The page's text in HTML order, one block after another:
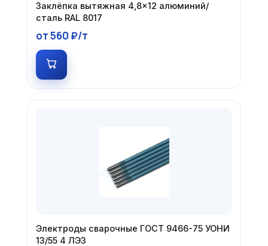
Заклёпка вытяжная 4,8×12 алюминий/
сталь RAL 8017
от 560 ₽/т
Электроды сварочные ГОСТ 9466-75 УОНИ
13/55 4 ЛЭЗ